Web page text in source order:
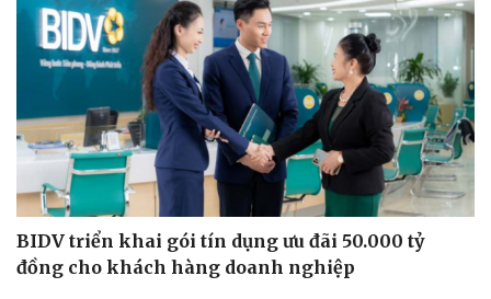
BIDV triển khai gói tín dụng ưu đãi 50.000 tỷ
đồng cho khách hàng doanh nghiệp